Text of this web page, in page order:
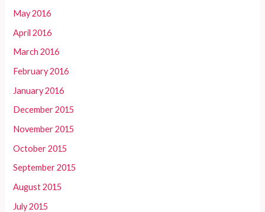
May 2016
April 2016
March 2016
February 2016
January 2016
December 2015
November 2015
October 2015
September 2015
August 2015
July 2015